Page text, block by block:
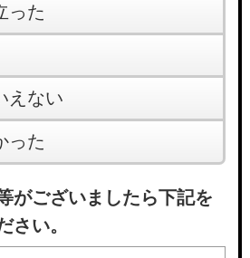
った
えない
った
がございましたら下記を
さい。